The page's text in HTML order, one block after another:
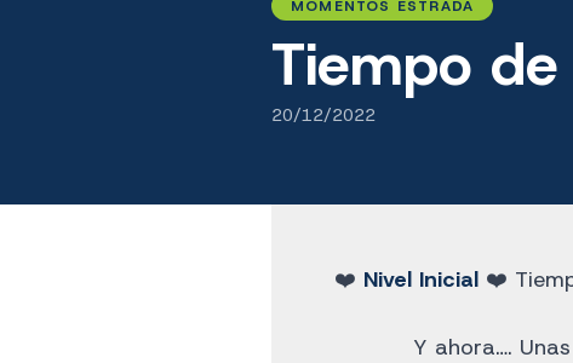
MOMENTOS ESTRADA
Tiempo
20/12/2022
❤️ Nivel Inicial❤️
Y ahora….